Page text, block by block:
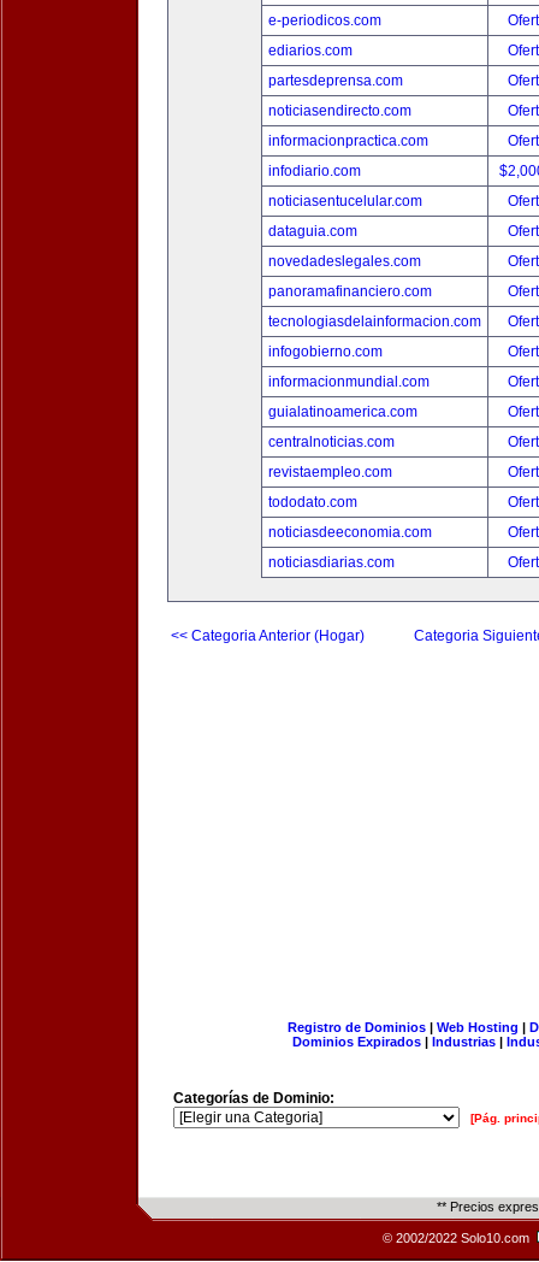
e-periodicos.com
ediarios.com
partesdeprensa.com
noticiasendirecto.com
informacionpractica.com
infodiario.com
noticiasentucelular.com
dataguia.com
novedadeslegales.com
panoramafinanciero.com
tecnologiasdelainformacion.com
infogobierno.com
informacionmundial.com
guialatinoamerica.com
centralnoticias.com
revistaempleo.com
tododato.com
noticiasdeeconomia.com
noticiasdiarias.com
<< Categoria Anterior (Hogar) Categoria
Registro de Dominios| Web Hosting |
Dominios Expirados | Industrias |
Categorías de Dominio:
[Pág.
** Precios
© 2002/2022 Solo10.com